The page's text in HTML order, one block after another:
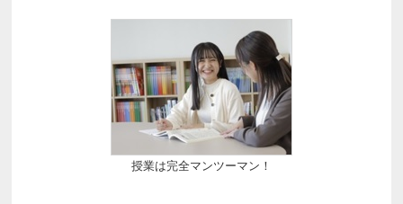
授業は完全マンツーマン！